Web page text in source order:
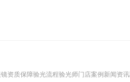
资质保障验光流程验光师门店案例新闻资